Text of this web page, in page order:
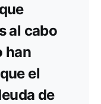
al cabo
han
el
de